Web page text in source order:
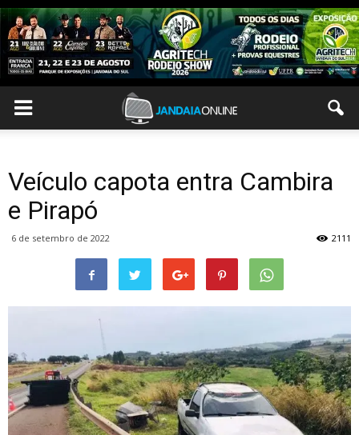
Veículo capota entra Cambira
e Pirapó
6 de setembro de 2022 2111